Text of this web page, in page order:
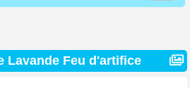
Lavande Feu d'artifice